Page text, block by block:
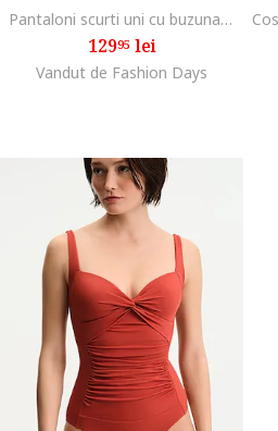
Pantaloni scurti uni cu buzunare, Negru
12995lei
Vandut de Fashion Days